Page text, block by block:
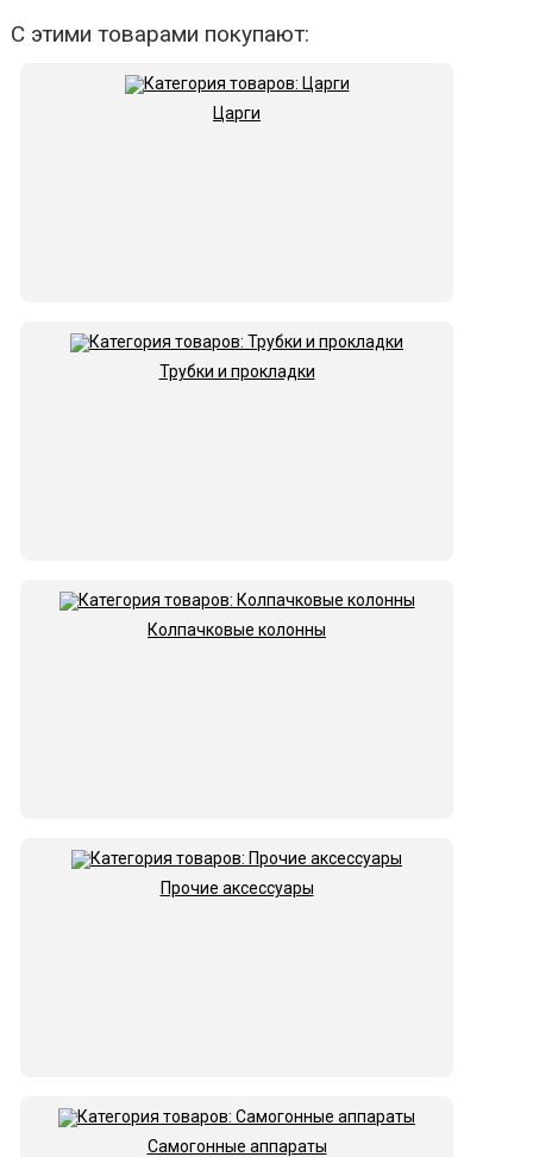
С этими товарами покупают:
Царги
Трубки и прокладки
Колпачковые колонны
Прочие аксессуары
Самогонные аппараты